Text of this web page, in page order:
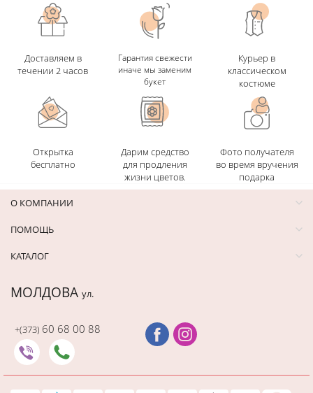
Доставляем в
течении 2 часов
Гарантия свежести
иначе мы заменим
букет
Курьер в
классическом
костюме
Открытка
бесплатно
Дарим средство
для продления
жизни цветов.
Фото получателя
во время вручения
подарка
О КОМПАНИИ
ПОМОЩЬ
КАТАЛОГ
МОЛДОВА ул.
+(373) 60 68 00 88